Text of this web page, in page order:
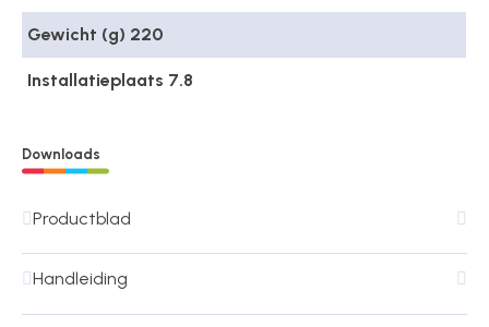
Gewicht (g) 220
Installatieplaats 7.8
Downloads
Productblad
Handleiding